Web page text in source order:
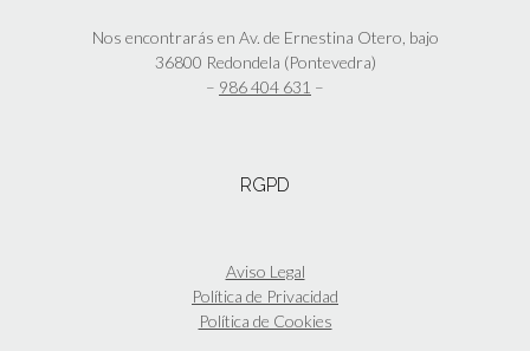
Nos encontrarás en Av. de Ernestina Otero, bajo
36800 Redondela (Pontevedra)
– 986 404 631 –
RGPD
Aviso Legal
Política de Privacidad
Política de Cookies